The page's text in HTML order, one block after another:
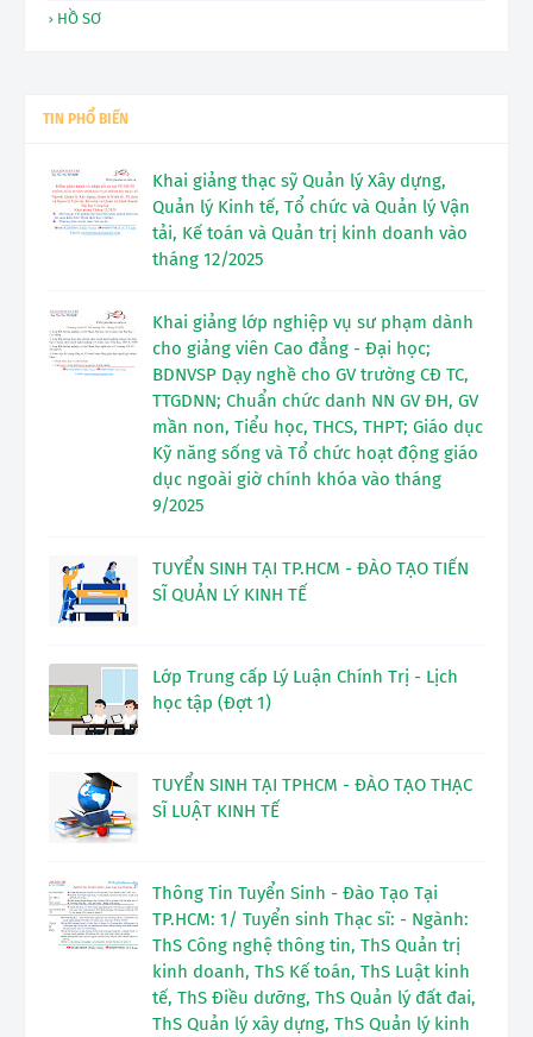
HỒ SƠ
TIN PHỔ BIẾN
Khai giảng thạc sỹ Quản lý Xây dựng,
Quản lý Kinh tế, Tổ chức và Quản lý Vận
tải, Kế toán và Quản trị kinh doanh vào
tháng 12/2025
Khai giảng lớp nghiệp vụ sư phạm dành
cho giảng viên Cao đẳng - Đại học;
BDNVSP Dạy nghề cho GV trường CĐ TC,
TTGDNN; Chuẩn chức danh NN GV ĐH, GV
mần non, Tiểu học, THCS, THPT; Giáo dục
Kỹ năng sống và Tổ chức hoạt động giáo
dục ngoài giờ chính khóa vào tháng
9/2025
TUYỂN SINH TẠI TP.HCM - ĐÀO TẠO TIẾN
SĨ QUẢN LÝ KINH TẾ
Lớp Trung cấp Lý Luận Chính Trị - Lịch
học tập (Đợt 1)
TUYỂN SINH TẠI TPHCM - ĐÀO TẠO THẠC
SĨ LUẬT KINH TẾ
Thông Tin Tuyển Sinh - Đào Tạo Tại
TP.HCM: 1/ Tuyển sinh Thạc sĩ: - Ngành:
ThS Công nghệ thông tin, ThS Quản trị
kinh doanh, ThS Kế toán, ThS Luật kinh
tế, ThS Điều dưỡng, ThS Quản lý đất đai,
ThS Quản lý xây dựng, ThS Quản lý kinh